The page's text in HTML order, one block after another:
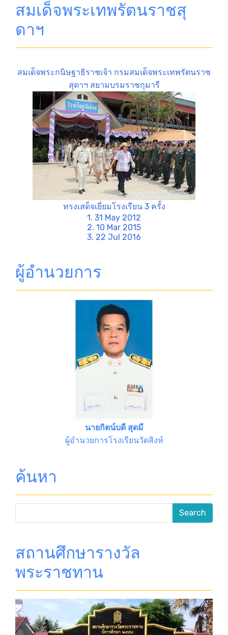
สมเด็จพระเทพรัตนราชสุ
ดาฯ
สมเด็จพระกนิษฐาธิราชเจ้า กรมสมเด็จพระเทพรัตนราช
สุดาฯ สยามบรมราชกุมารี
ทรงเสด็จเยี่ยมโรงเรียน 3 ครั้ง
1. 31 May 2012
2. 10 Mar 2015
3. 22 Jul 2016
ผู้อำนวยการ
นายกิตน์บดี สุดมี
ผู้อำนวยการโรงเรียนวัดสิงห์
ค้นหา
สถานศึกษารางวัล
พระราชทาน